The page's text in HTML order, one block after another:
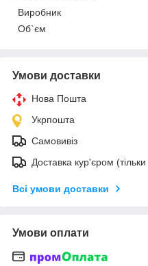
Виробник
Об`єм
Умови доставки
Нова Пошта
Укрпошта
Самовивіз
Доставка кур'єром
Всі умови доставки
Умови оплати